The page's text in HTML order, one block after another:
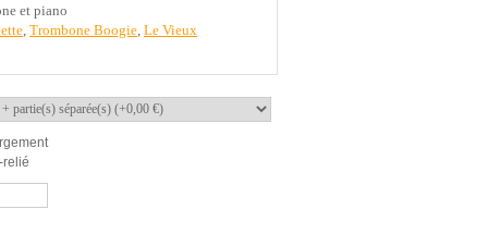
et piano
, Trombone Boogie, Le Vieux
droits réservés
relié